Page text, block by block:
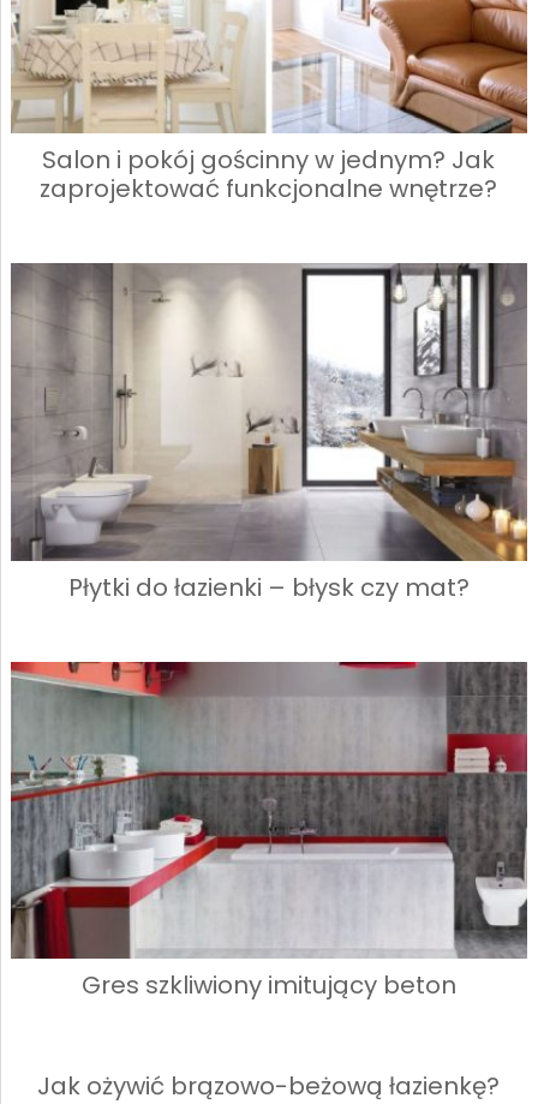
Salon i pokój gościnny w jednym? Jak
zaprojektować funkcjonalne wnętrze?
Płytki do łazienki – błysk czy mat?
Gres szkliwiony imitujący beton
Jak ożywić brązowo-beżową łazienkę?